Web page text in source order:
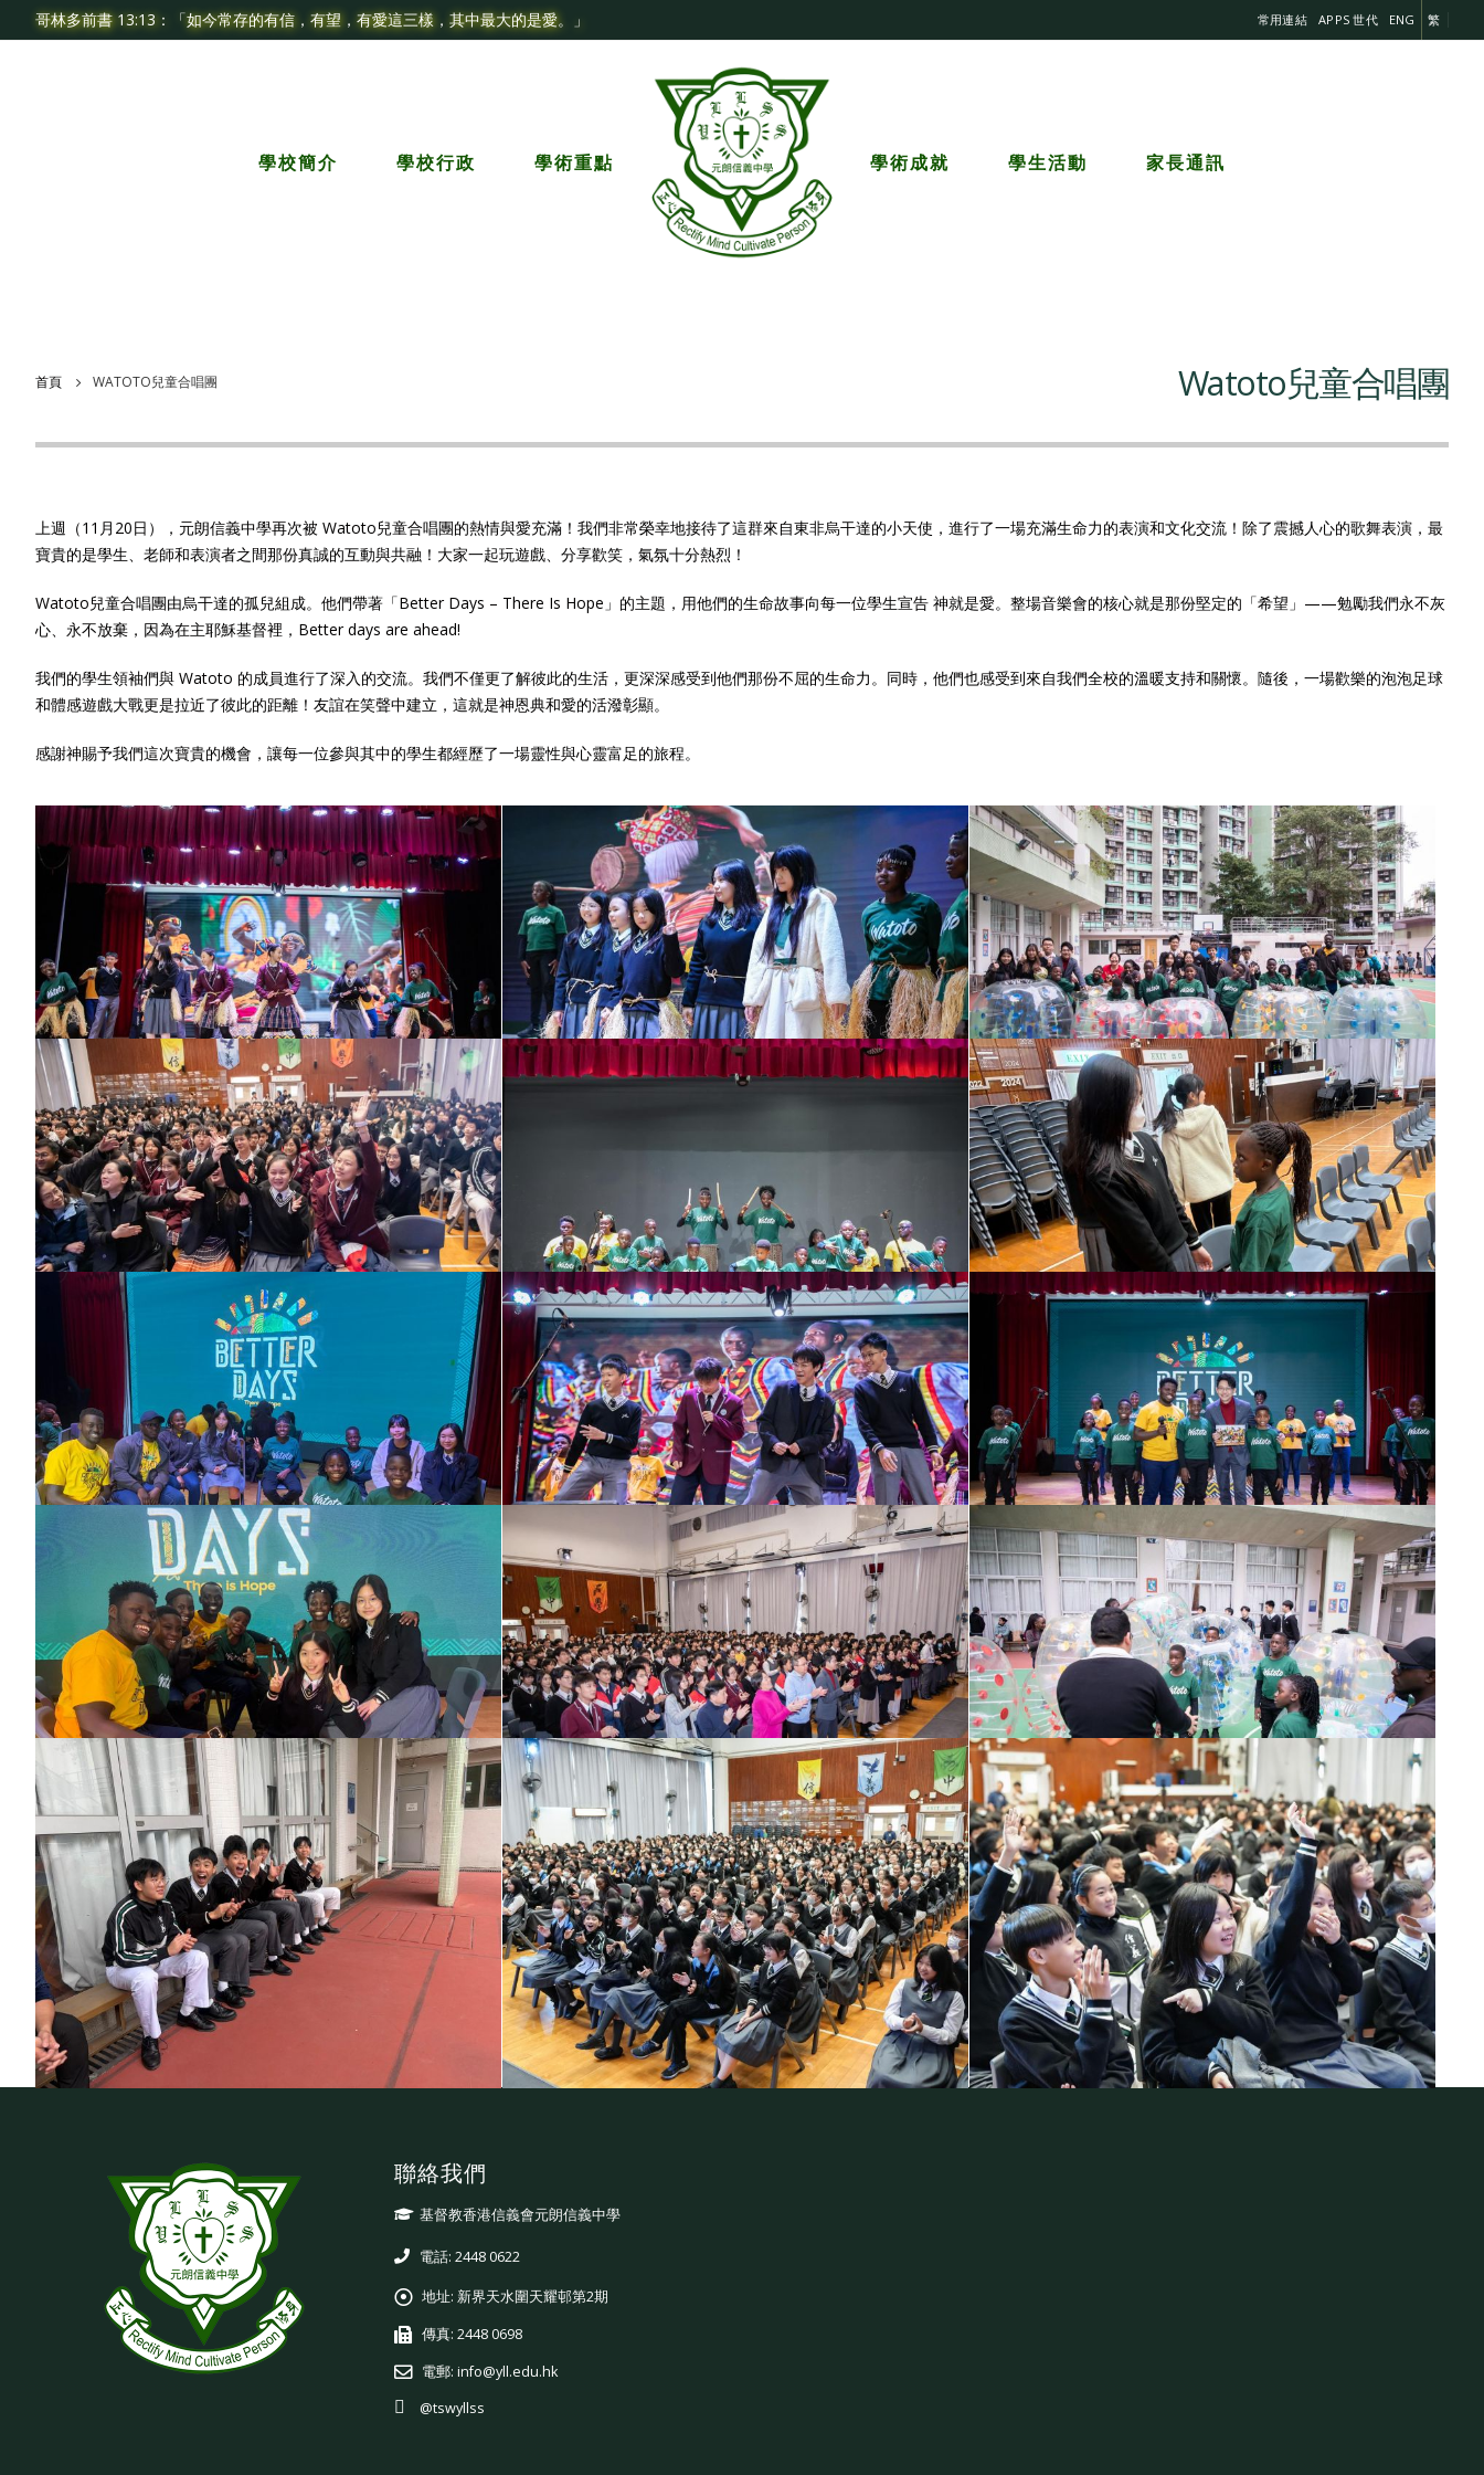
哥林多前書 13:13：「如今常存的有信，有望，有愛這三樣，其中最大的是愛。」 常用連結 APPS 世代 ENG 繁
學校簡介 學校行政 學術重點 學術成就 學生活動 家長通訊
首頁 WATOTO兒童合唱團 Watoto兒童合唱團
上週（11月20日），元朗信義中學再次被 Watoto兒童合唱團的熱情與愛充滿！我們非常榮幸地接待了這群來自東非烏干達的小天使，進行了一場充滿生命力的表演和文化交流！除了震撼人心的歌舞表演，最
寶貴的是學生、老師和表演者之間那份真誠的互動與共融！大家一起玩遊戲、分享歡笑，氣氛十分熱烈！
Watoto兒童合唱團由烏干達的孤兒組成。他們帶著「Better Days – There Is Hope」的主題，用他們的生命故事向每一位學生宣告 神就是愛。整場音樂會的核心就是那份堅定的「希望」——勉勵我們永不灰
心、永不放棄，因為在主耶穌基督裡，Better days are ahead!
我們的學生領袖們與 Watoto 的成員進行了深入的交流。我們不僅更了解彼此的生活，更深深感受到他們那份不屈的生命力。同時，他們也感受到來自我們全校的溫暖支持和關懷。隨後，一場歡樂的泡泡足球
和體感遊戲大戰更是拉近了彼此的距離！友誼在笑聲中建立，這就是神恩典和愛的活潑彰顯。
感謝神賜予我們這次寶貴的機會，讓每一位參與其中的學生都經歷了一場靈性與心靈富足的旅程。
聯絡我們
基督教香港信義會元朗信義中學
電話: 2448 0622
地址: 新界天水圍天耀邨第2期
傳真: 2448 0698
電郵: info@yll.edu.hk
@tswyllss